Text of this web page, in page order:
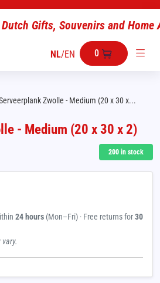
NL/EN 0
Zwolle - Medium (20 x 30 x...
- Medium (20 x 30 x 2)
200 in stock
24 hours (Mon–Fri) · Free returns for30